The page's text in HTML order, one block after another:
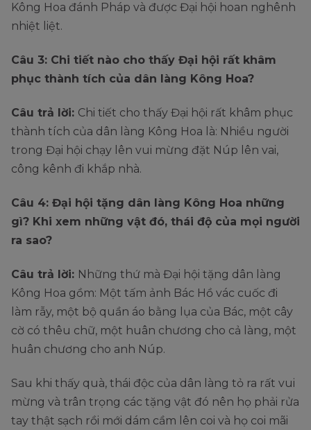
Kông Hoa đánh Pháp và được Đại hội hoan nghênh
nhiệt liệt.
Câu 3: Chi tiết nào cho thấy Đại hội rất khâm
phục thành tích của dân làng Kông Hoa?
Câu trả lời: Chi tiết cho thấy Đại hội rất khâm phục
thành tích của dân làng Kông Hoa là: Nhiều người
trong Đại hội chạy lên vui mừng đặt Núp lên vai,
công kênh đi khắp nhà.
Câu 4: Đại hội tặng dân làng Kông Hoa những
gì? Khi xem những vật đó, thái độ của mọi người
ra sao?
Câu trả lời: Những thứ mà Đại hội tặng dân làng
Kông Hoa gồm: Một tấm ảnh Bác Hồ vác cuốc đi
làm rẫy, một bộ quần áo bằng lụa của Bác, một cây
cờ có thêu chữ, một huân chương cho cả làng, một
huân chương cho anh Núp.
Sau khi thấy quà, thái độc của dân làng tỏ ra rất vui
mừng và trân trọng các tặng vật đó nên họ phải rửa
tay thật sạch rồi mới dám cầm lên coi và họ coi mãi